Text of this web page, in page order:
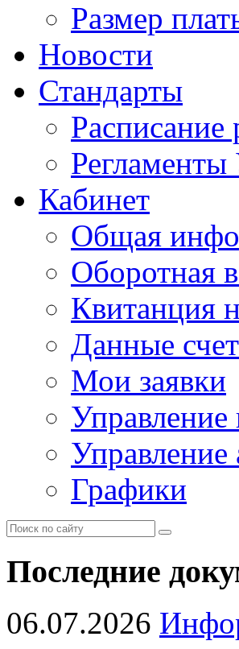
Размер
Новости
Стандарты
Кабинет
Общая
Оборотная
Квитанция
Данные
Мои заявки
Управление
Графики
Последние
06.07.2026